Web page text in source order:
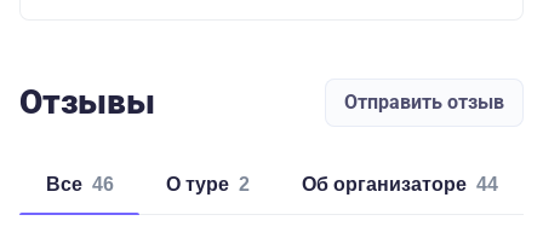
Отзывы Отправить отзыв
Все 46 о туре 2 об организаторе 44